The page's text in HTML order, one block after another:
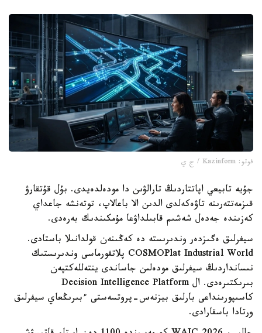
فوتو: Kazinform / ج ي
جۇيە تابيعي اپاتتاردىڭ تارالۋىن دا مودەلدەيدى. بۇل قۇتقارۋ
قىزمەتتەرىنە تاۋەكەلدى الدىن الا باعالاپ، توتەنشە جاعداي
كەزىندە جەدەل شەشىم قابىلداۋعا مۇمكىندىك بەرەدى.
سيفرلىق ەگىزدەر وندىرىستە دە كەڭىنەن قولدانىلا باستادى.
COSMOPlat Industrial World پلاتفورماسى وندىرىستىك
نىسانداردىڭ سيفرلىق مودەلىن جاساندى ينتەللەكتپەن
بىرىكتىرەدى. ال Decision Intelligence Platform
كاسىپورىنداعى بارلىق بيزنەس-پروتسەستى ءبىرىڭعاي سيفرلىق
ورتادا باسقارادى.